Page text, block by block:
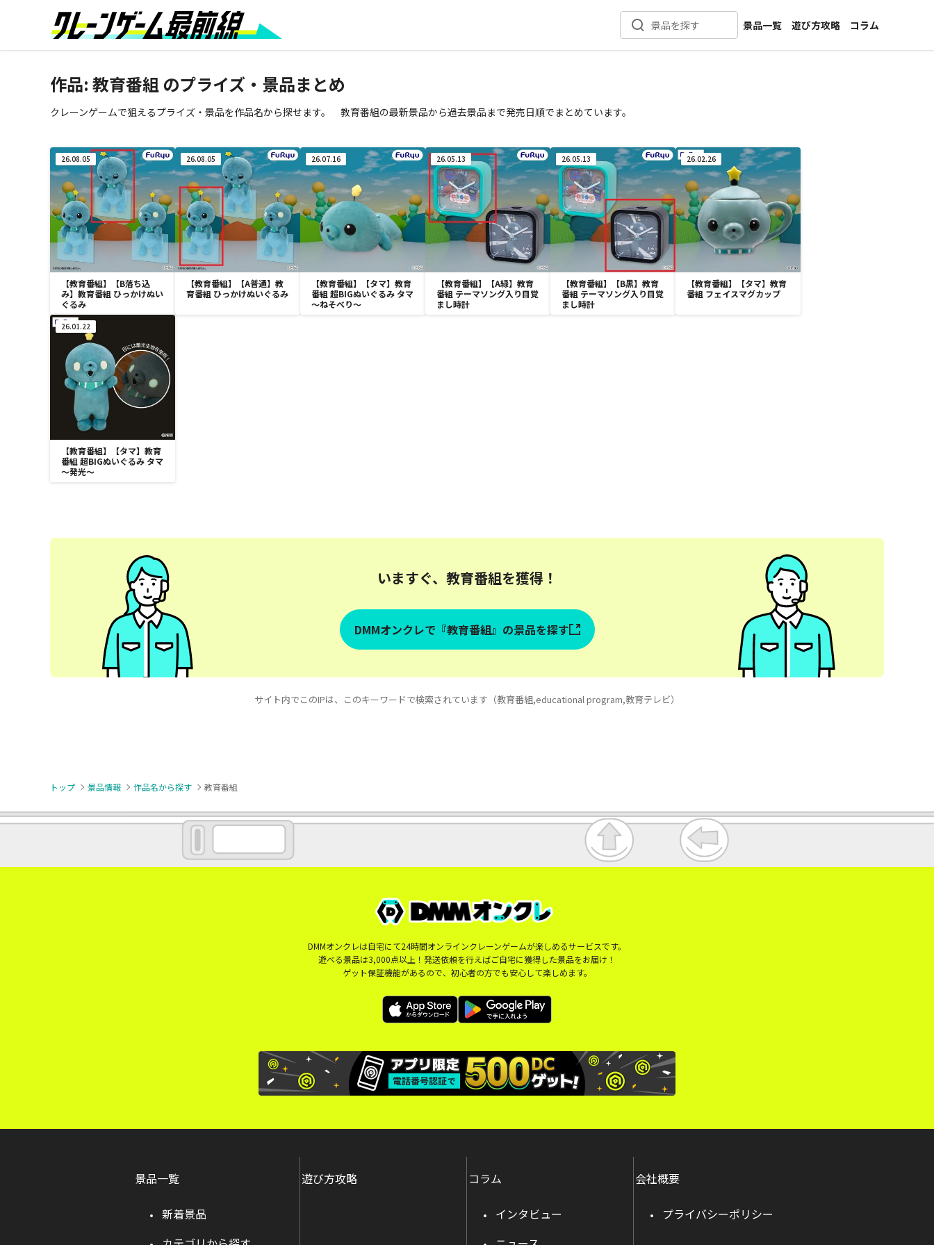
景品を探す
景品一覧
新着景品
遊び方攻略
コラム
インタビュー
作品: 教育番組 のプライズ・景品まとめ
クレーンゲームで狙えるプライズ・景品を作品名から探せます。 教育番組の最新景品から過去景品まで発売日順でまとめています。
26.08.05
【教育番組】【B落ち込
み】教育番組 ひっかけぬい
ぐるみ
26.08.05
【教育番組】【A普通】教
育番組 ひっかけぬいぐるみ
26.07.16
【教育番組】【タマ】教育
番組 超BIGぬいぐるみ タマ
～ねそべり～
26.05.13
【教育番組】【A緑】教育
番組 テーマソング入り目覚
まし時計
26.05.13
【教育番組】【B黒】教育
番組 テーマソング入り目覚
まし時計
26.02.26
【教育番組】【タマ】教育
番組 フェイスマグカップ
26.01.22
【教育番組】【タマ】教育
番組 超BIGぬいぐるみ タマ
～発光～
いますぐ、教育番組を獲得！
DMMオンクレで『教育番組』の景品を探す
サイト内でこのIPは、このキーワードで検索されています（教育番組,educational program,教育テレビ）
トップ 景品情報 作品名から探す 教育番組
DMMオンクレは自宅にて24時間オンラインクレーンゲームが楽しめるサービスです。
遊べる景品は3,000点以上！発送依頼を行えばご自宅に獲得した景品をお届け！
ゲット保証機能があるので、初心者の方でも安心して楽しめます。
景品一覧
新着景品
遊び方攻略 コラム
インタビュー
会社概要
プライバシーポリシー